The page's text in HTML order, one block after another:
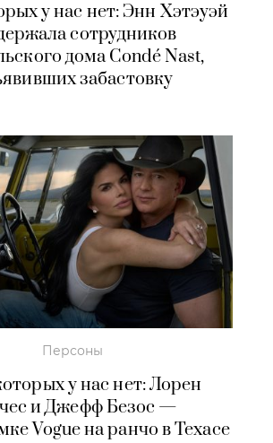
у нас нет: Энн Хэтэуэй
сотрудников
дома Condé Nast,
забастовку
Персоны
у нас нет: Лорен
и Джефф Безос —
Vogue на ранчо в Техасе